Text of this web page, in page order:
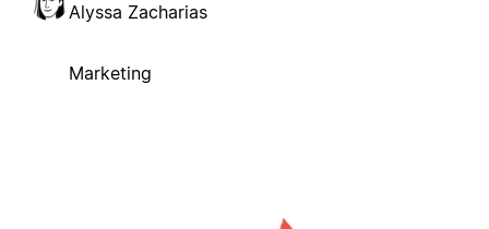
Alyssa Zacharias
Marketing